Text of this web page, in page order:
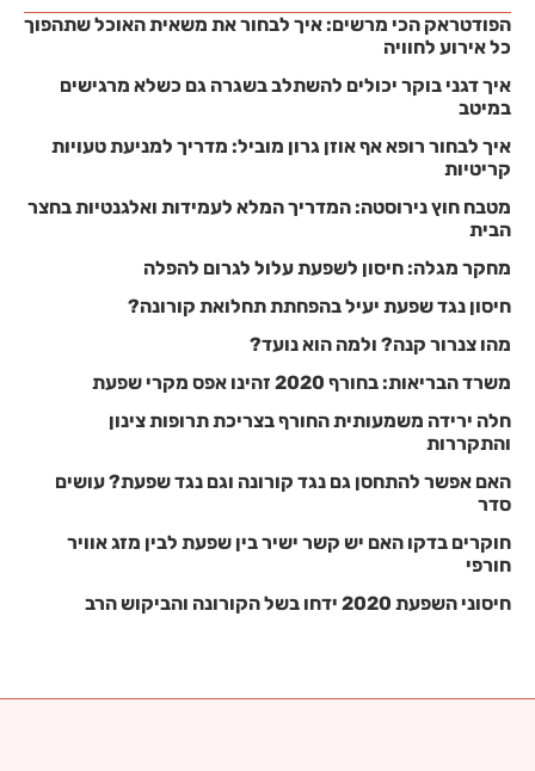
הפודטראק הכי מרשים: איך לבחור את משאית האוכל שתהפוך
כל אירוע לחוויה
איך דגני בוקר יכולים להשתלב בשגרה גם כשלא מרגישים
במיטב
איך לבחור רופא אף אוזן גרון מוביל: מדריך למניעת טעויות
קריטיות
מטבח חוץ נירוסטה: המדריך המלא לעמידות ואלגנטיות בחצר
הבית
מחקר מגלה: חיסון לשפעת עלול לגרום להפלה
חיסון נגד שפעת יעיל בהפחתת תחלואת קורונה?
מהו צנרור קנה? ולמה הוא נועד?
משרד הבריאות: בחורף 2020 זהינו אפס מקרי שפעת
חלה ירידה משמעותית החורף בצריכת תרופות צינון
והתקררות
האם אפשר להתחסן גם נגד קורונה וגם נגד שפעת? עושים
סדר
חוקרים בדקו האם יש קשר ישיר בין שפעת לבין מזג אוויר
חורפי
חיסוני השפעת 2020 ידחו בשל הקורונה והביקוש הרב